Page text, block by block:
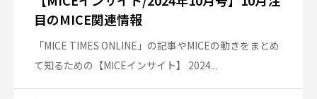
目のMICE関連情報
「MICE TIMES ONLINE」の記事やMICEの動きをまとめ
て知るための【MICEインサイト】 2024...